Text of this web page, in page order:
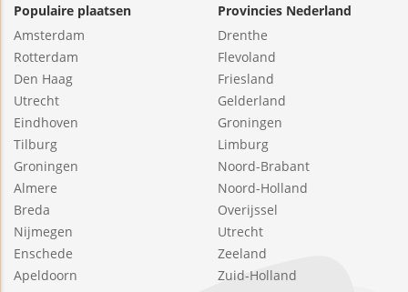
Populaire plaatsen
Amsterdam
Rotterdam
Den Haag
Utrecht
Eindhoven
Tilburg
Groningen
Almere
Breda
Nijmegen
Enschede
Apeldoorn
Provincies Nederland
Drenthe
Flevoland
Friesland
Gelderland
Groningen
Limburg
Noord-Brabant
Noord-Holland
Overijssel
Utrecht
Zeeland
Zuid-Holland